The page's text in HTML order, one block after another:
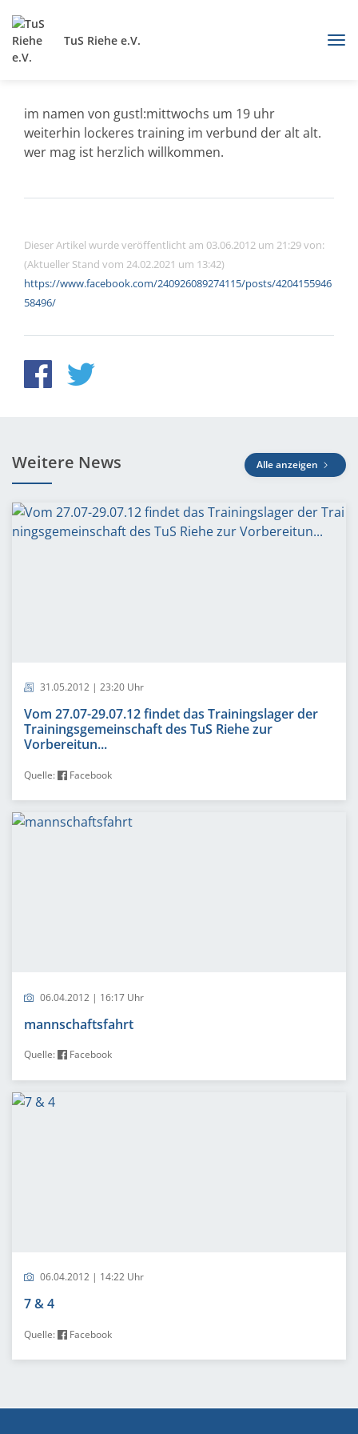
TuS Riehe e.V.
im namen von gustl:mittwochs um 19 uhr
weiterhin lockeres training im verbund der alt alt.
wer mag ist herzlich willkommen.
Dieser Artikel wurde veröffentlicht am 03.06.2012 um 21:29 von:
(Aktueller Stand vom 24.02.2021 um 13:42)
https://www.facebook.com/240926089274115/posts/4204155946
58496/
Weitere News Alle anzeigen
31.05.2012 | 23:20 Uhr
Vom 27.07-29.07.12 findet das Trainingslager der
Trainingsgemeinschaft des TuS Riehe zur
Vorbereitun...
Quelle: Facebook
06.04.2012 | 16:17 Uhr
mannschaftsfahrt
Quelle: Facebook
06.04.2012 | 14:22 Uhr
7 & 4
Quelle: Facebook